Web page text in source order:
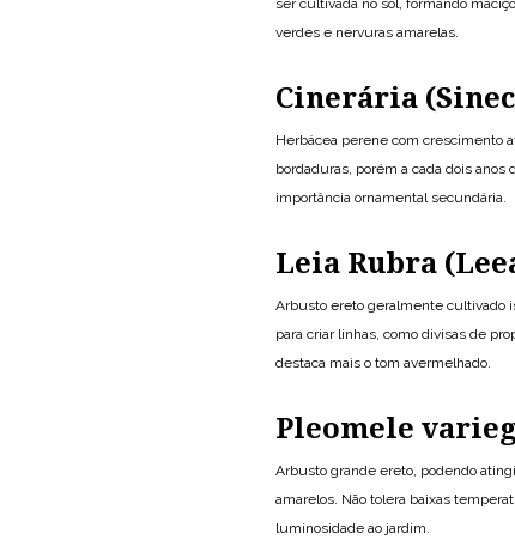
ser cultivada no sol, formando
verdes e nervuras amarelas.
Cinerária
Herbácea perene com crescimento
bordaduras, porém a cada dois
importância ornamental secundária.
Leia Rubra
Arbusto ereto geralmente cultivado
para criar linhas, como divisas de
destaca mais o tom avermelhado.
Pleomele
Arbusto grande ereto, podendo
amarelos. Não tolera baixas
luminosidade ao jardim.